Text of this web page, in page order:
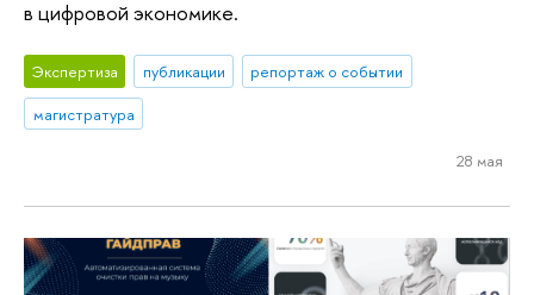
в цифровой экономике.
Экспертиза публикации
репортаж о событии
магистратура
28 мая